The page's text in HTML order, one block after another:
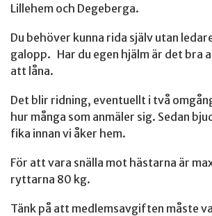
Lillehem och Degeberga.
Du behöver kunna rida själv utan
galopp. Har du egen hjälm är det bra
att låna.
Det blir ridning, eventuellt i två
hur många som anmäler sig. Sedan
fika innan vi åker hem.
För att vara snälla mot hästarna är
ryttarna 80 kg.
Tänk på att medlemsavgiften måste